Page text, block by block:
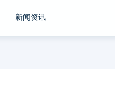
新闻资讯